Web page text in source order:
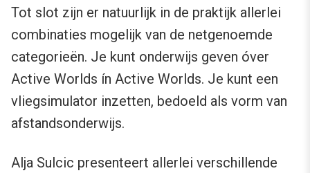
Tot slot zijn er natuurlijk in de praktijk allerlei
combinaties mogelijk van de netgenoemde
categorieën. Je kunt onderwijs geven óver
Active Worlds ín Active Worlds. Je kunt een
vliegsimulator inzetten, bedoeld als vorm van
afstandsonderwijs.
Alja Sulcic presenteert allerlei verschillende